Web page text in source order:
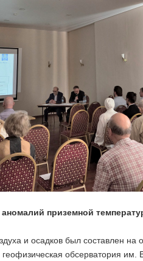
приземной
и осадков был составлен
обсерватория им.